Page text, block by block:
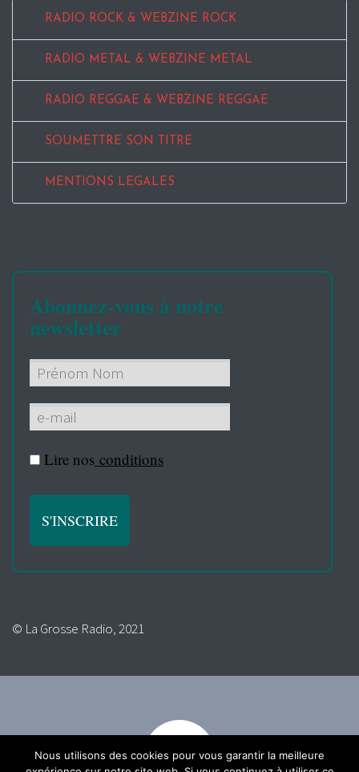
RADIO ROCK & WEBZINE ROCK
RADIO METAL & WEBZINE METAL
RADIO REGGAE & WEBZINE REGGAE
SOUMETTRE SON TITRE
MENTIONS LEGALES
Abonnez-vous à notre
newsletter
Lire nos conditions
© La Grosse Radio, 2021
Nous utilisons des cookies pour vous garantir la meilleure